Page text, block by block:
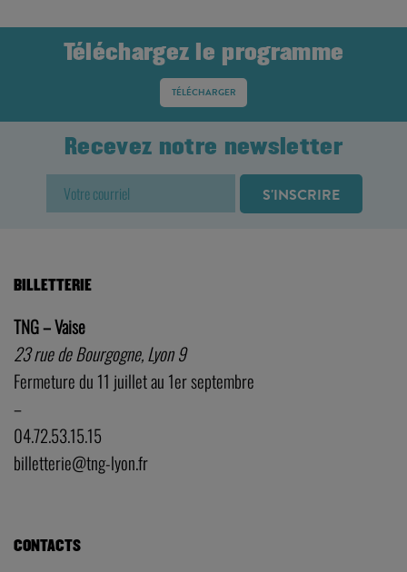
Téléchargez le programme
TÉLÉCHARGER
Recevez notre newsletter
BILLETTERIE
TNG – Vaise
23 rue de Bourgogne, Lyon 9
Fermeture du 11 juillet au 1er septembre
–
04.72.53.15.15
billetterie@tng-lyon.fr
CONTACTS